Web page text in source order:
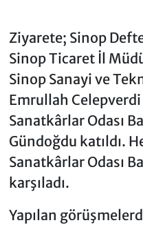
Ziyarete; Sinop
Sinop Ticaret İl
Sinop Sanayi ve
Emrullah
Sanatkârlar Odası
Gündoğdu katıldı.
Sanatkârlar Odası
karşıladı.
Yapılan